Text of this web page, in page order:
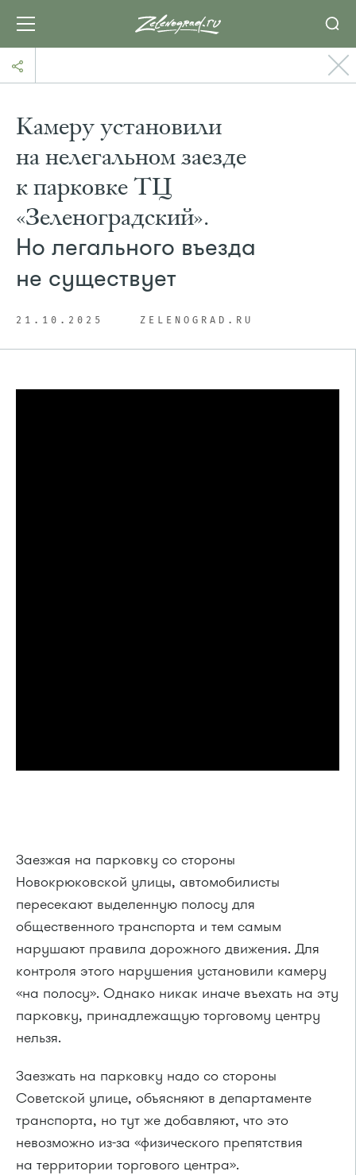
Камеру установили
на нелегальном заезде
к парковке ТЦ
«Зеленоградский».
Но легального въезда
не существует
21.10.2025 ZELENOGRAD.RU
Заезжая на парковку со стороны
Новокрюковской улицы, автомобилисты
пересекают выделенную полосу для
общественного транспорта и тем самым
нарушают правила дорожного движения. Для
контроля этого нарушения установили камеру
«на полосу». Однако никак иначе въехать на эту
парковку, принадлежащую торговому центру
нельзя.
Заезжать на парковку надо со стороны
Советской улице, объясняют в департаменте
транспорта, но тут же добавляют, что это
невозможно из-за «физического препятствия
на территории торгового центра».